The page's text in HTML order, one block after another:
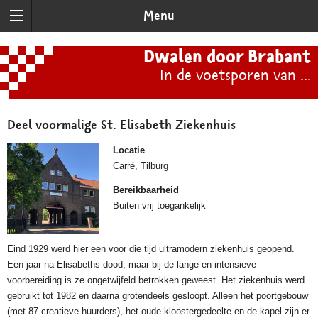
Menu
Dwalen door Brabant
In de voetsporen van ...
Deel voormalige St. Elisabeth Ziekenhuis
Locatie
Carré, Tilburg
Bereikbaarheid
Buiten vrij toegankelijk
Eind 1929 werd hier een voor die tijd ultramodern ziekenhuis geopend.
Een jaar na Elisabeths dood, maar bij de lange en intensieve
voorbereiding is ze ongetwijfeld betrokken geweest. Het ziekenhuis werd
gebruikt tot 1982 en daarna grotendeels gesloopt. Alleen het poortgebouw
(met 87 creatieve huurders), het oude kloostergedeelte en de kapel zijn er